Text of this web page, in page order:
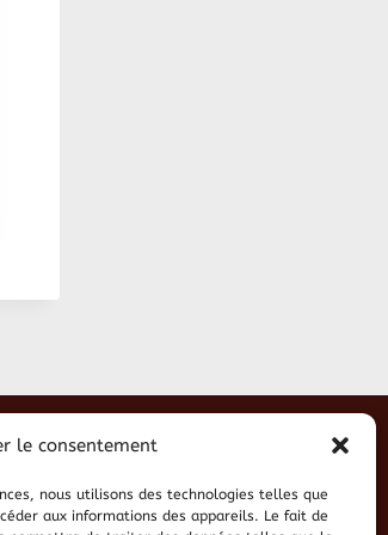
le consentement
nous utilisons des technologies telles que
aux informations des appareils. Le fait de